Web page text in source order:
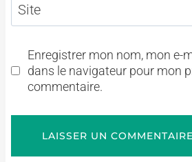
Site
Enregistrer mon nom, mon e-
dans le navigateur pour mon
commentaire.